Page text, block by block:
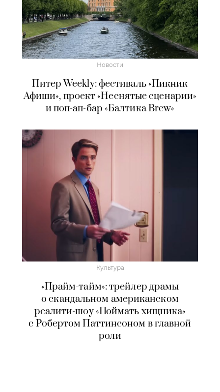
Новости
Питер Weekly: фестиваль «Пикник
Афиши», проект «Неснятые сценарии»
и поп-ап-бар «Балтика Brew»
Культура
«Прайм-тайм»: трейлер драмы
о скандальном американском
реалити-шоу «Поймать хищника»
с Робертом Паттинсоном в главной
роли